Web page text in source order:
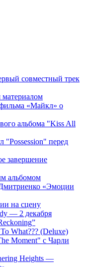
совместный трек
материалом
«Майкл» о
альбома "Kiss All
"Possession" перед
завершение
альбомом
«Эмоции
на сцену
— 2 декабря
What??? (Deluxe)
Moment" с Чарли
Heights —